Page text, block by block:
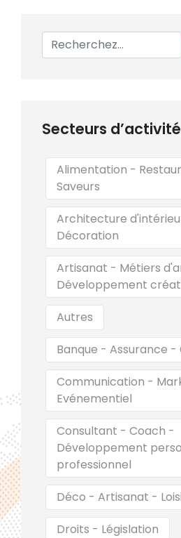
Secteurs
Alimentation -
Saveurs
Architecture
Décoration
Artisanat - Métiers
Développement
Autres
Banque - Assurance -
Communication -
Evénementiel
Consultant - Coach -
Développement
professionnel
Déco - Artisanat -
Droits - Législation